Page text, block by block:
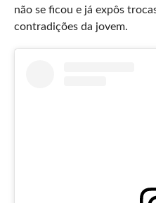
não se ficou e já expôs
contradições da jovem.